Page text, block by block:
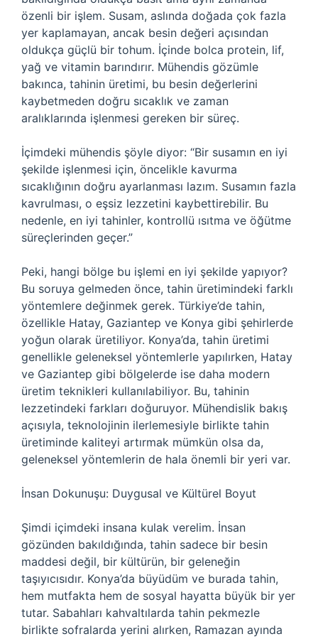
özenli bir işlem. Susam, aslında doğada çok fazla
yer kaplamayan, ancak besin değeri açısından
oldukça güçlü bir tohum. İçinde bolca protein, lif,
yağ ve vitamin barındırır. Mühendis gözümle
bakınca, tahinin üretimi, bu besin değerlerini
kaybetmeden doğru sıcaklık ve zaman
aralıklarında işlenmesi gereken bir süreç.
İçimdeki mühendis şöyle diyor: “Bir susamın en iyi
şekilde işlenmesi için, öncelikle kavurma
sıcaklığının doğru ayarlanması lazım. Susamın fazla
kavrulması, o eşsiz lezzetini kaybettirebilir. Bu
nedenle, en iyi tahinler, kontrollü ısıtma ve öğütme
süreçlerinden geçer.”
Peki, hangi bölge bu işlemi en iyi şekilde yapıyor?
Bu soruya gelmeden önce, tahin üretimindeki farklı
yöntemlere değinmek gerek. Türkiye’de tahin,
özellikle Hatay, Gaziantep ve Konya gibi şehirlerde
yoğun olarak üretiliyor. Konya’da, tahin üretimi
genellikle geleneksel yöntemlerle yapılırken, Hatay
ve Gaziantep gibi bölgelerde ise daha modern
üretim teknikleri kullanılabiliyor. Bu, tahinin
lezzetindeki farkları doğuruyor. Mühendislik bakış
açısıyla, teknolojinin ilerlemesiyle birlikte tahin
üretiminde kaliteyi artırmak mümkün olsa da,
geleneksel yöntemlerin de hala önemli bir yeri var.
İnsan Dokunuşu: Duygusal ve Kültürel Boyut
Şimdi içimdeki insana kulak verelim. İnsan
gözünden bakıldığında, tahin sadece bir besin
maddesi değil, bir kültürün, bir geleneğin
taşıyıcısıdır. Konya’da büyüdüm ve burada tahin,
hem mutfakta hem de sosyal hayatta büyük bir yer
tutar. Sabahları kahvaltılarda tahin pekmezle
birlikte sofralarda yerini alırken, Ramazan ayında